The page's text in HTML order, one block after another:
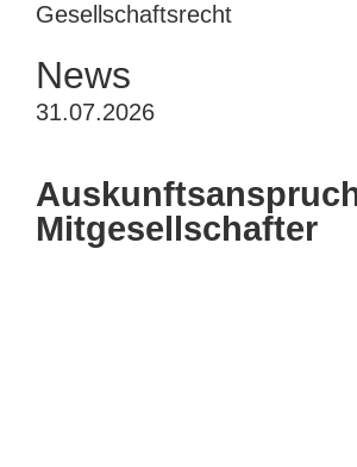
Gesellschaftsrecht
News
31.07.2026
Mitgesellschafter